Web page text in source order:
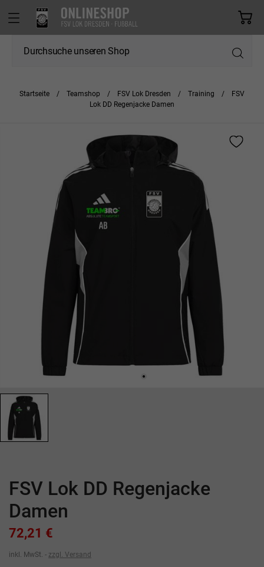
Startseite Teamshop FSV Lok Dresden Training
FSV
Lok DD Regenjacke Damen
FSV Lok DD Regenjacke
Damen
72,21 €
inkl. MwSt. zzgl. Versand